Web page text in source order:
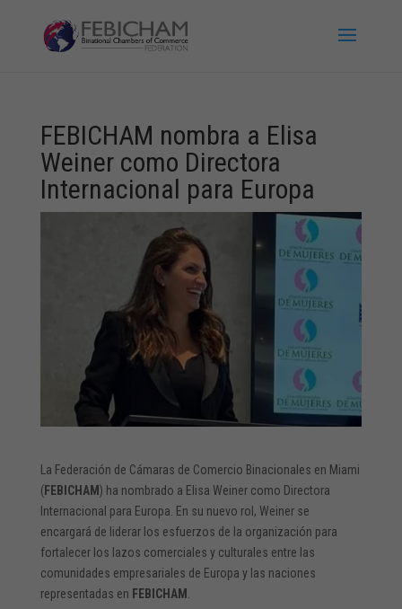
FEBICHAM nombra a Elisa
Weiner como Directora
Internacional para Europa
La Federación de Cámaras de Comercio Binacionales en Miami
(FEBICHAM) ha nombrado a Elisa Weiner como Directora
Internacional para Europa. En su nuevo rol, Weiner se
encargará de liderar los esfuerzos de la organización para
fortalecer los lazos comerciales y culturales entre las
comunidades empresariales de Europa y las naciones
representadas en FEBICHAM